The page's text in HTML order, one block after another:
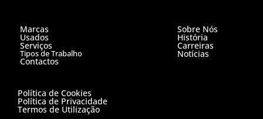
Marcas
Usados
Serviços
Tipos de Trabalho
Contactos
Sobre Nós
História
Carreiras
Notícias
Política de Cookies
Política de Privacidade
Termos de Utilização